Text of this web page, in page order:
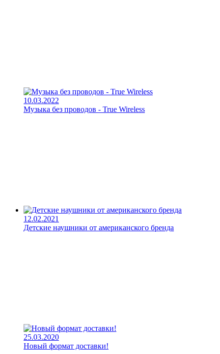
10.03.2022
Музыка без проводов - True Wireless
12.02.2021
Детские наушники от американского бренда
25.03.2020
Новый формат доставки!